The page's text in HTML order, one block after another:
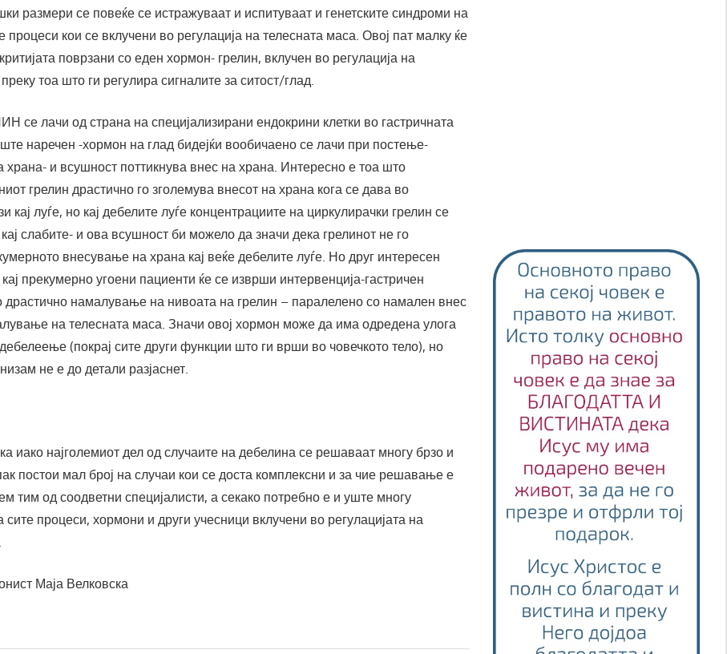
размери се повеќе се истражуваат и испитуваат и генетските синдроми на
процеси кои се вклучени во регулација на телесната маса. Овој пат малку ќе
поврзани со еден хормон- грелин, вклучен во регулација на
тоа што ги регулира сигналите за ситост/глад.
се лачи од страна на специјализирани ендокрини клетки во гастричната
наречен -хормон на глад бидејќи вообичаено се лачи при постење-
и всушност поттикнува внес на храна. Интересно е тоа што
грелин драстично го зголемува внесот на храна кога се дава во
кај луѓе, но кај дебелите луѓе концентрациите на циркулирачки грелин се
слабите- и ова всушност би можело да значи дека грелинот не го
внесување на храна кај веќе дебелите луѓе. Но друг интересен
прекумерно угоени пациенти ќе се изврши интервенција-гастричен
драстично намалување на нивоата на грелин – паралелено со намален внес
на телесната маса. Значи овој хормон може да има одредена улога
(покрај сите други функции што ги врши во човечкото тело), но
не е до детали разјаснет.
иако најголемиот дел од случаите на дебелина се решаваат многу брзо и
постои мал број на случаи кои се доста комплексни и за чие решавање е
тим од соодветни специјалисти, а секако потребно е и уште многу
процеси, хормони и други учесници вклучени во регулацијата на
Маја Велковска